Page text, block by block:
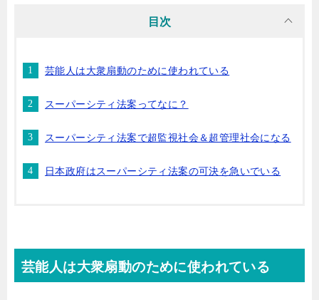
目次
芸能人は大衆扇動のために使われている
スーパーシティ法案ってなに？
スーパーシティ法案で超監視社会＆超管理社会になる
日本政府はスーパーシティ法案の可決を急いでいる
芸能人は大衆扇動のために使われている